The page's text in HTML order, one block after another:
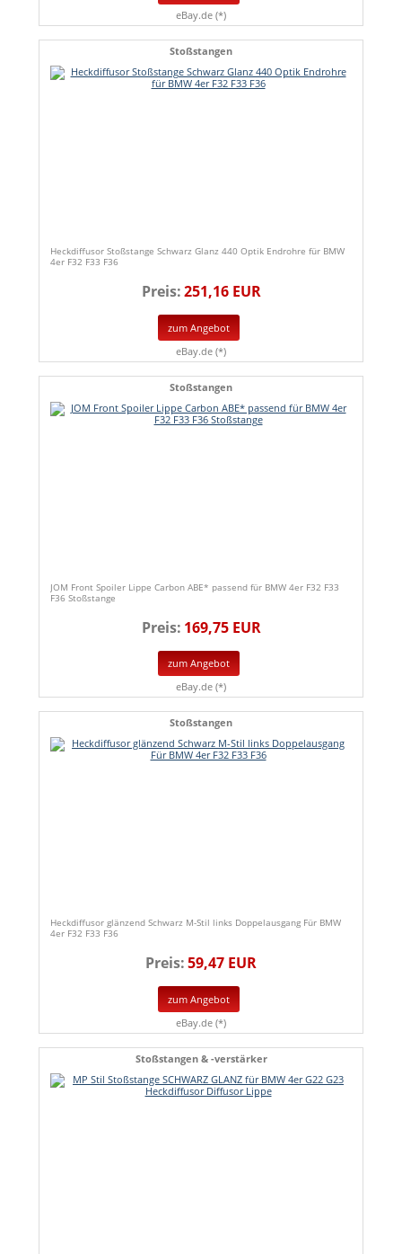
eBay.de (*)
Stoßstangen
Heckdiffusor Stoßstange Schwarz Glanz 440 Optik Endrohre für BMW
4er F32 F33 F36
Preis:251,16 EUR
zum Angebot
eBay.de (*)
Stoßstangen
JOM Front Spoiler Lippe Carbon ABE* passend für BMW 4er F32 F33
F36 Stoßstange
Preis: 169,75 EUR
zum Angebot
eBay.de (*)
Stoßstangen
Heckdiffusor glänzend Schwarz M-Stil links Doppelausgang Für BMW
4er F32 F33 F36
Preis:59,47 EUR
zum Angebot
eBay.de (*)
Stoßstangen & -verstärker